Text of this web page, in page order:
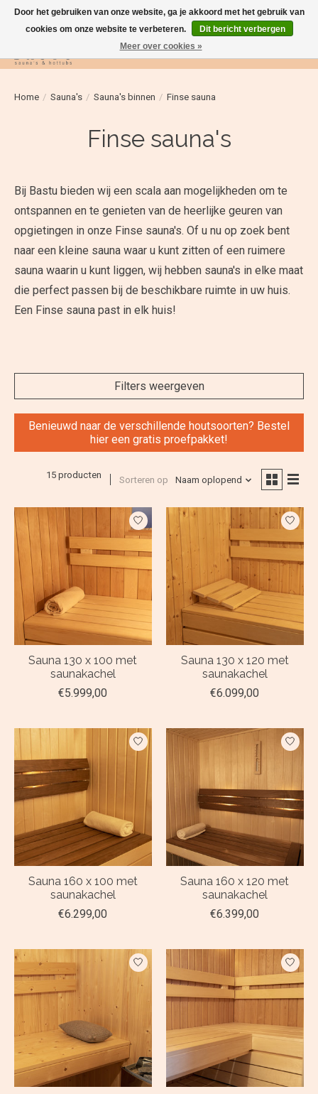
Verlanglijst
Home / Sauna's / Sauna's binnen / Finse sauna
Finse sauna's
Bij Bastu bieden wij een scala aan mogelijkheden om te
ontspannen en te genieten van de heerlijke geuren van
opgietingen in onze Finse sauna's. Of u nu op zoek bent
naar een kleine sauna waar u kunt zitten of een ruimere
sauna waarin u kunt liggen, wij hebben sauna's in elke maat
die perfect passen bij de beschikbare ruimte in uw huis.
Een Finse sauna past in elk huis!
Filters weergeven
Benieuwd naar de verschillende houtsoorten? Bestel
hier een gratis proefpakket!
15 producten Sorteren op Naam oplopend
Sauna 130 x 100 met
saunakachel
€5.999,00
Sauna 130 x 120 met
saunakachel
€6.099,00
Sauna 160 x 100 met
saunakachel
€6.299,00
Sauna 160 x 120 met
saunakachel
€6.399,00
Door het gebruiken van onze website, ga je akkoord met het gebruik van
cookies om onze website te verbeteren.
Dit bericht verbergen
Meer over cookies »